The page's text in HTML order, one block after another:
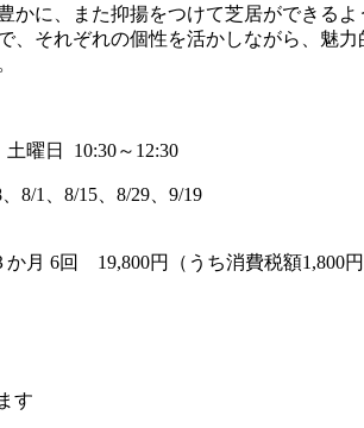
かに、また抑揚をつけて芝居ができる
、それぞれの個性を活かしながら、魅
土曜日 10:30～12:30
8/1、8/15、8/29、9/19
か月 6回 19,800円（うち消費税額1,800
す